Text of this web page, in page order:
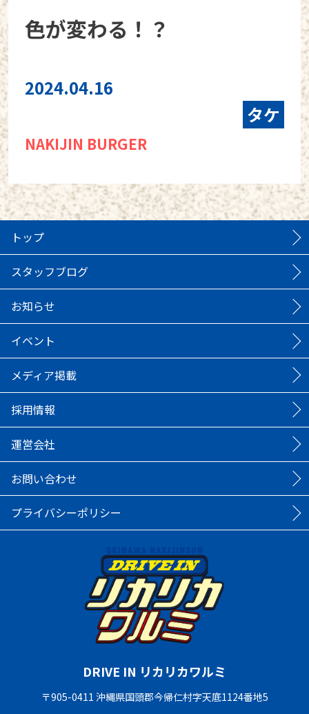
色が変わる！？
2024.04.16
タケ
NAKIJIN BURGER
トップ
スタッフブログ
お知らせ
イベント
メディア掲載
採用情報
運営会社
お問い合わせ
プライバシーポリシー
DRIVE IN リカリカワルミ
〒905-0411 沖縄県国頭郡今帰仁村字天底1124番地5